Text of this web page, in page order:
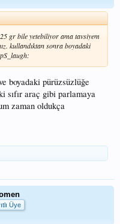
gr bile yetebiliyor ama tavsiyem
kullandıktan sonra boyadaki
boyadaki pürüzsüzlüğe
sıfır araç gibi parlamaya
zaman oldukça
Üye